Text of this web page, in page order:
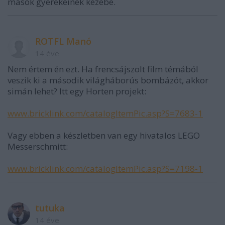
ROTFL Manó
Nem értem én ezt. Ha frencsájszolt film témából
veszik ki a második világháborús bombázót, akkor
simán lehet? Itt egy Horten projekt:
www.bricklink.com/catalogItemPic.asp?S=7683-1
Vagy ebben a készletben van egy hivatalos LEGO
Messerschmitt:
www.bricklink.com/catalogItemPic.asp?S=7198-1
tutuka